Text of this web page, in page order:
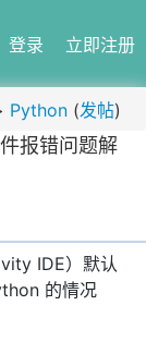
登录 立即注册
Python (发帖)
报错问题解
IDE）默认
的情况